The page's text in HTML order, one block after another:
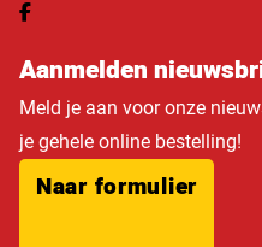
Aanmelden
Meld je aan voor onze
je gehele online bestelling!
Naar formulier